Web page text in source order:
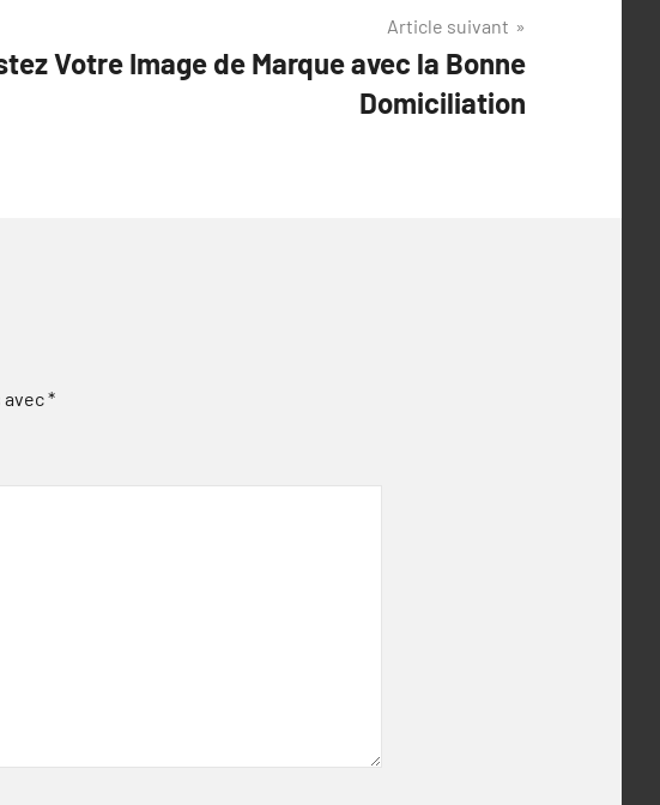
Article suivant
Votre Image de Marque avec la Bonne
Domiciliation
*